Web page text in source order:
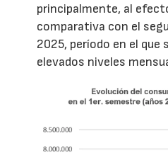
principalmente, al
comparativa con el
2025, período en el que
elevados niveles